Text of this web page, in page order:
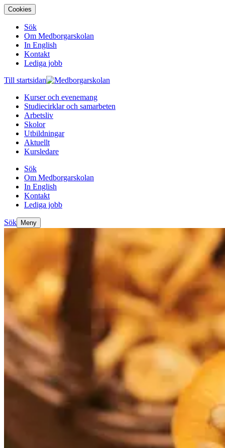
Cookies
Sök
Om Medborgarskolan
In English
Kontakt
Lediga jobb
Till startsidan
Kurser och evenemang
Studiecirklar och samarbeten
Arbetsliv
Skolor
Utbildningar
Aktuellt
Kursledare
Sök
Om Medborgarskolan
In English
Kontakt
Lediga jobb
Sök Meny